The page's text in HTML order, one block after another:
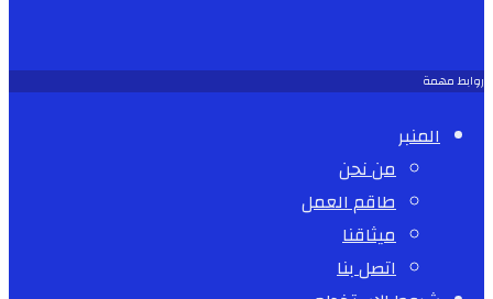
روابط مهمة
المنبر
من نحن
طاقم العمل
ميثاقنا
اتصل بنا